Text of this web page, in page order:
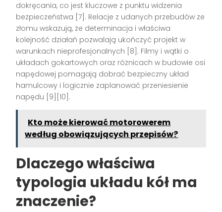
dokręcania, co jest kluczowe z punktu widzenia
bezpieczeństwa [7]. Relacje z udanych przebudów ze
złomu wskazują, że determinacja i właściwa
kolejność działań pozwalają ukończyć projekt w
warunkach nieprofesjonalnych [8]. Filmy i wątki o
układach gokartowych oraz różnicach w budowie osi
napędowej pomagają dobrać bezpieczny układ
hamulcowy i logicznie zaplanować przeniesienie
napędu [9][10].
Kto może kierować motorowerem
według obowiązujących przepisów?
Dlaczego właściwa
typologia układu kół ma
znaczenie?